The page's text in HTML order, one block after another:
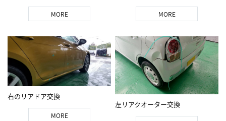
MORE MORE
右のリアドア交換
MORE
左リアクオーター交換